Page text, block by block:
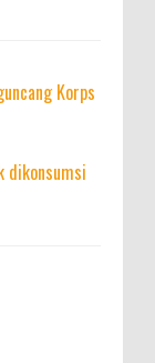
Korps
dikonsumsi